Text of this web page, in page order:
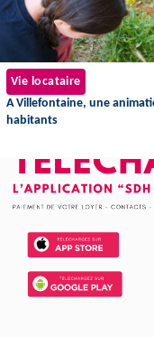
Vie locataire
A Villefontaine, une
habitants